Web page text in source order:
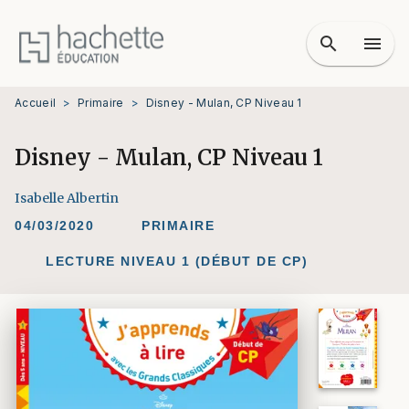
MENU RECHERCHE
PIED DE PAGE
search menu
Accueil > Primaire > Disney - Mulan, CP Niveau 1
Disney - Mulan, CP Niveau 1
Isabelle Albertin
04/03/2020 PRIMAIRE
LECTURE NIVEAU 1 (DÉBUT DE CP)